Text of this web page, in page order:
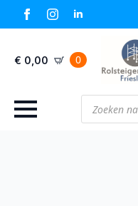
€ 0,00 0
Producten
zoeken